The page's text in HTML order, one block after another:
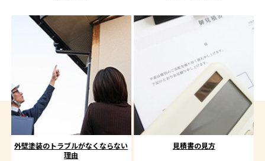
外壁塗装のトラブルがなくならない
理由
見積書の見方